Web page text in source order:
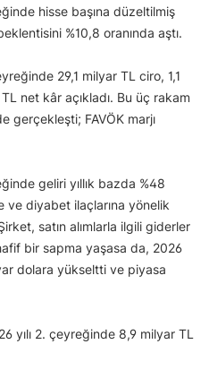
hisse başına düzeltilmiş
%10,8 oranında aştı.
29,1 milyar TL ciro, 1,1
net kâr açıkladı. Bu üç rakam
gerçekleşti; FAVÖK marjı
geliri yıllık bazda %48
ve diyabet ilaçlarına yönelik
satın alımlarla ilgili giderler
bir sapma yaşasa da, 2026
dolara yükseltti ve piyasa
yılı 2. çeyreğinde 8,9 milyar TL